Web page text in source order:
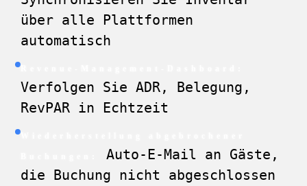
über alle Plattformen
automatisch
Verfolgen Sie ADR, Belegung,
RevPAR in Echtzeit
Auto-E-Mail an Gäste,
die Buchung nicht abgeschlossen